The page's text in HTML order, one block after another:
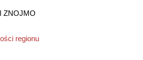
ZNOJMO
regionu